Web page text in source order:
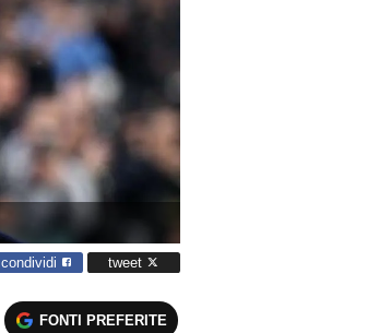
condividi tweet
FONTI PREFERITE